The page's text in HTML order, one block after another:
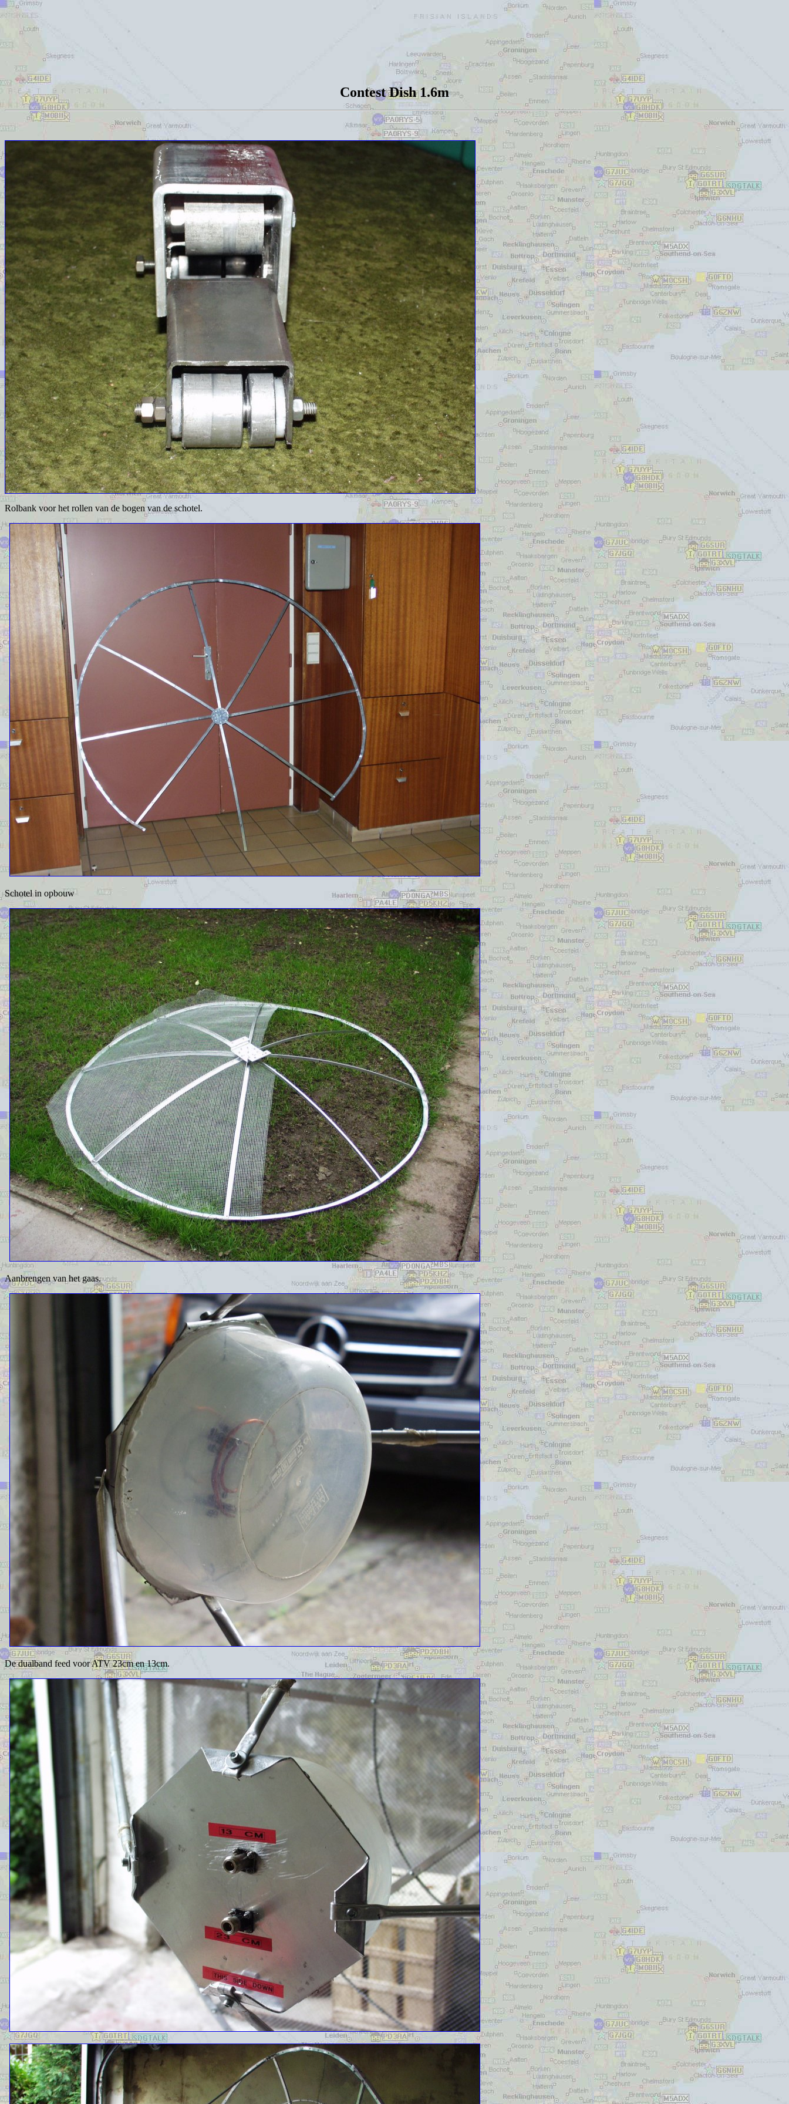
Contest Dish 1.6m
Rolbank voor het rollen van de bogen van de schotel.
Schotel in opbouw
Aanbrengen van het gaas.
De dualband feed voor ATV 23cm en 13cm.